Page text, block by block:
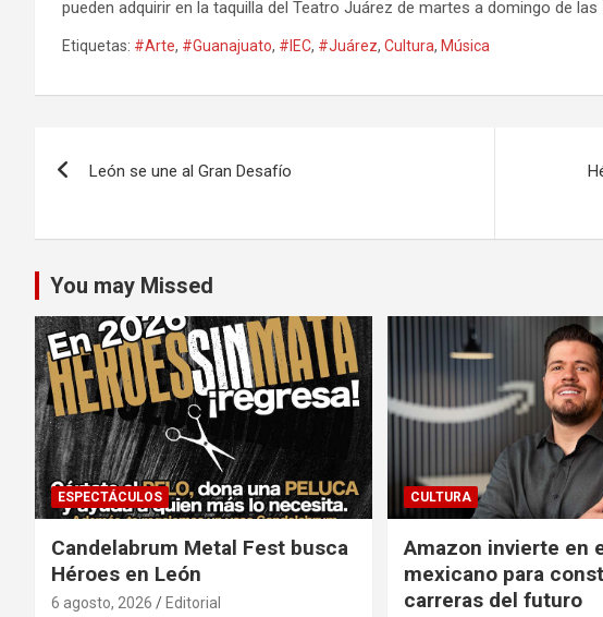
pueden adquirir en la taquilla del Teatro Juárez de martes a domingo de las
Etiquetas: #Arte, #Guanajuato, #IEC, #Juárez, Cultura, Música
entradas
León se une al Gran Desafío
You may Missed
ESPECTÁCULOS
Candelabrum Metal Fest busca
Héroes en León
6 agosto, 2026 Editorial
CULTURA
Amazon invierte en
mexicano para
carreras del futuro